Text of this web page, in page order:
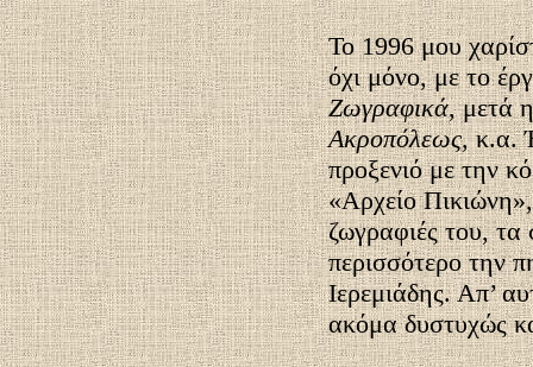
Το 1996 μου
όχι μόνο, με το
Ζωγραφικά, μετά
Ακροπόλεως, κ.α.
προξενιό με την
«Αρχείο
ζωγραφιές του,
περισσότερο την
Ιερεμιάδης. Απ’
ακόμα δυστυχώς